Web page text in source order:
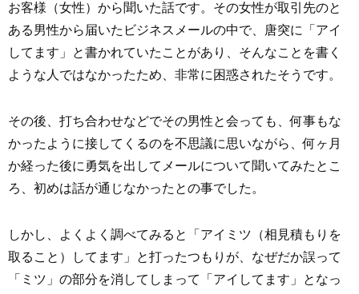
お客様（女性）から聞いた話です。その女性が取引先のと
ある男性から届いたビジネスメールの中で、唐突に「アイ
してます」と書かれていたことがあり、そんなことを書く
ような人ではなかったため、非常に困惑されたそうです。
その後、打ち合わせなどでその男性と会っても、何事もな
かったように接してくるのを不思議に思いながら、何ヶ月
か経った後に勇気を出してメールについて聞いてみたとこ
ろ、初めは話が通じなかったとの事でした。
しかし、よくよく調べてみると「アイミツ（相見積もりを
取ること）してます」と打ったつもりが、なぜだか誤って
「ミツ」の部分を消してしまって「アイしてます」となっ